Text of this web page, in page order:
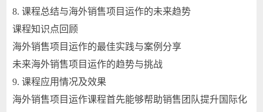
8. 课程总结与海外销售项目运作的未来趋势
课程知识点回顾
海外销售项目运作的最佳实践与案例分享
未来海外销售项目运作的趋势与挑战
9. 课程应用情况及效果
海外销售项目运作课程首先能够帮助销售团队提升国际化